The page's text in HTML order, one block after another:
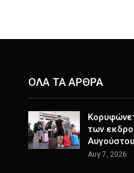
ΟΛΑ ΤΑ ΑΡΘΡΑ
των
Αυγ 7, 2026